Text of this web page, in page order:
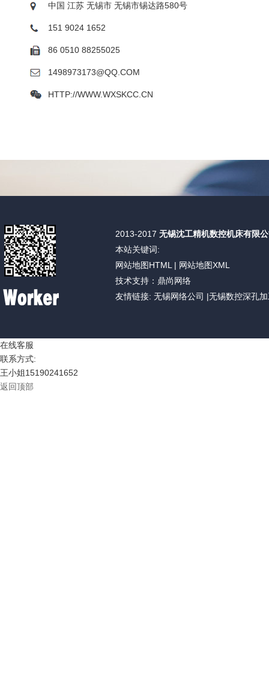
中国 江苏 无锡市 无锡市锡达路580号
151 9024 1652
86 0510 88255025
1498973173@QQ.COM
HTTP://WWW.WXSKCC.CN
2013-2017 无锡沈工精机数控机床有限
本站关键词:
网站地图HTML | 网站地图XML
技术支持：鼎尚网络
友情链接: 无锡网络公司 |无锡数控深孔
在线客服
联系方式:
王小姐15190241652
返回顶部